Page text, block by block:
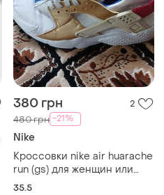
380 грн 2
480 грн -21%
Nike
Кроссовки nike air huarache
run (gs) для женщин или
детей, размер 35,5 (23,5
35.5